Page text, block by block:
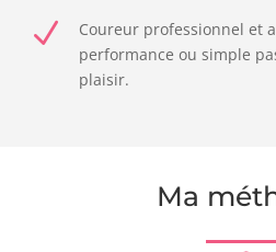
N
Coureur professionnel et
performance ou simple
plaisir.
Ma